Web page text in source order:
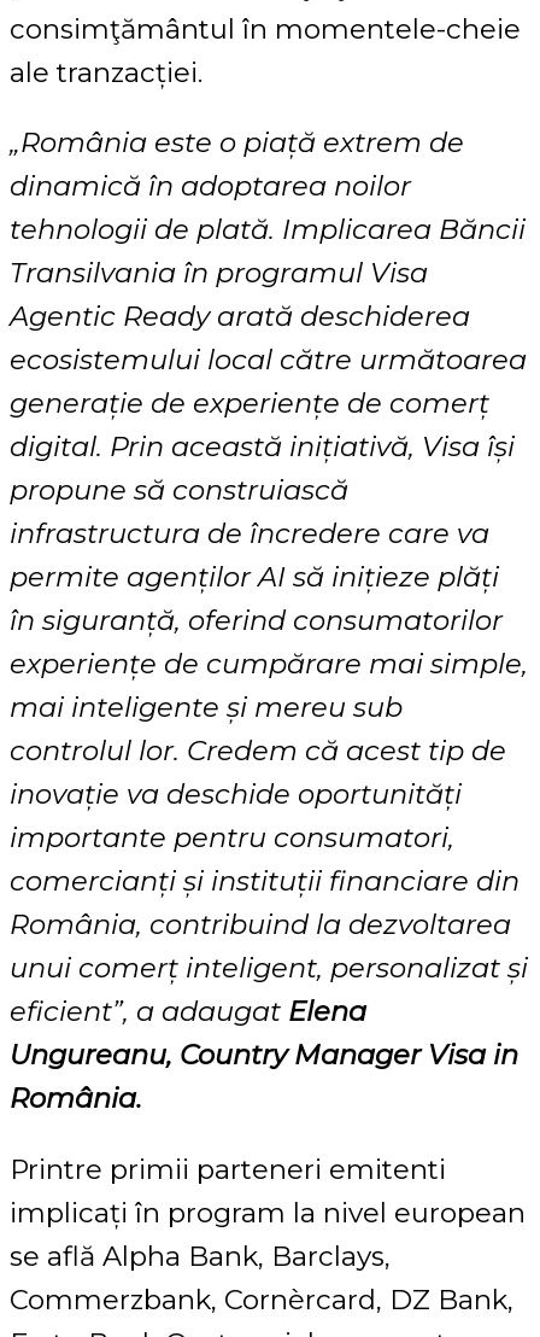
consimţământul în momentele-cheie
ale tranzacției.
„România este o piață extrem de
dinamică în adoptarea noilor
tehnologii de plată. Implicarea Băncii
Transilvania în programul Visa
Agentic Ready arată deschiderea
ecosistemului local către următoarea
generație de experiențe de comerț
digital. Prin această inițiativă, Visa își
propune să construiască
infrastructura de încredere care va
permite agenților AI să inițieze plăți
în siguranță, oferind consumatorilor
experiențe de cumpărare mai simple,
mai inteligente și mereu sub
controlul lor. Credem că acest tip de
inovație va deschide oportunități
importante pentru consumatori,
comercianți și instituții financiare din
România, contribuind la dezvoltarea
unui comerț inteligent, personalizat și
eficient”, a adaugat Elena
Ungureanu, Country Manager Visa in
România.
Printre primii parteneri emitenti
implicați în program la nivel european
se află Alpha Bank, Barclays,
Commerzbank, Cornèrcard, DZ Bank,